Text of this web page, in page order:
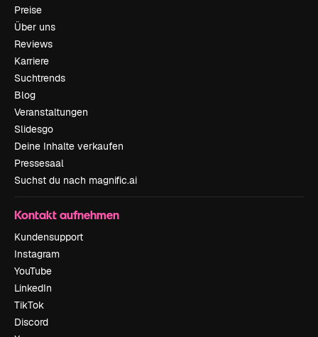
Preise
Über uns
Reviews
Karriere
Suchtrends
Blog
Veranstaltungen
Slidesgo
Deine Inhalte verkaufen
Pressesaal
Suchst du nach magnific.ai
Kontakt aufnehmen
Kundensupport
Instagram
YouTube
LinkedIn
TikTok
Discord